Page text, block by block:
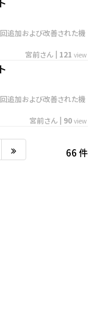
追加および改善された機
宮前さん | 121 view
追加および改善された機
宮前さん | 90 view
66 件